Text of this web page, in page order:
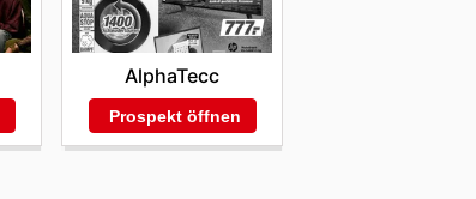
AlphaTecc
Prospekt öffnen